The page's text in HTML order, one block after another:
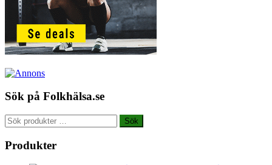
Sök på Folkhälsa.se
Sök
efter:
Sök
Produkter